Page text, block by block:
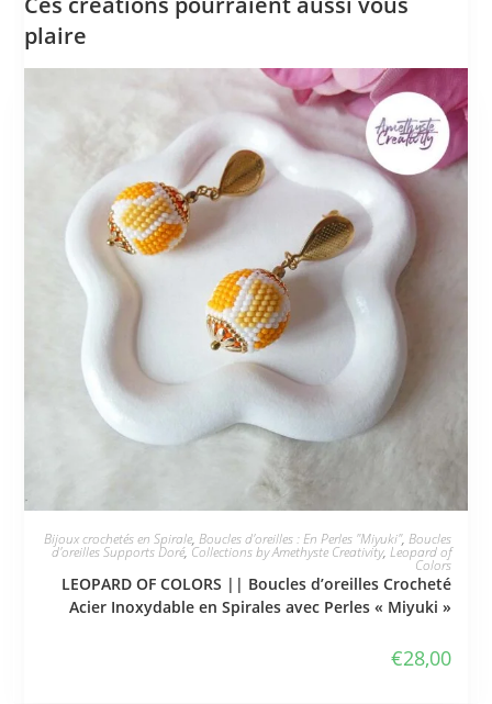
plaire
JE L'ADOPTE
Bijoux crochetés en Spirale, Boucles d'oreilles : En Perles "Miyuki", Boucles
d'oreilles Supports Doré, Collections by Amethyste Creativity, Leopard of
Colors
LEOPARD OF COLORS || Boucles d’oreilles Crocheté
Acier Inoxydable en Spirales avec Perles « Miyuki »
€28,00